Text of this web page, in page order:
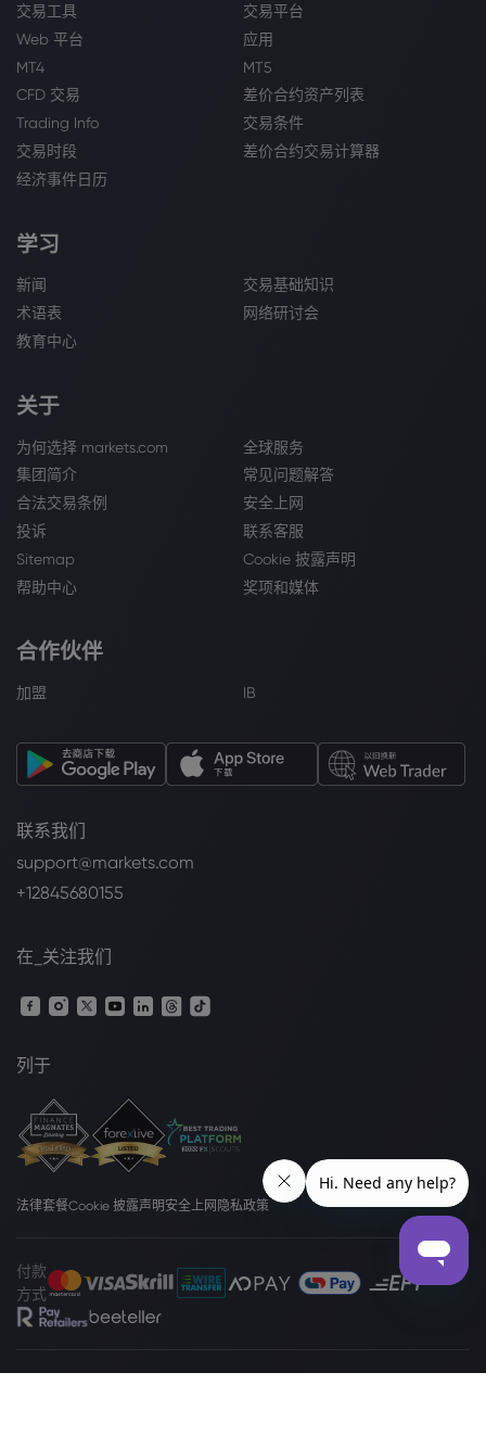
交易工具
交易平台
Web 平台
应用
MT4
MT5
CFD 交易
差价合约资产列表
Trading Info
交易条件
交易时段
差价合约交易计算器
经济事件日历
学习
新闻
交易基础知识
术语表
网络研讨会
教育中心
关于
为何选择 markets.com
全球服务
集团简介
常见问题解答
合法交易条例
安全上网
投诉
联系客服
Sitemap
Cookie 披露声明
帮助中心
奖项和媒体
合作伙伴
加盟 IB
联系我们
support@markets.com
+12845680155
在_关注我们
列于
法律套餐Cookie 披露声明 安全上网 隐私政策
付款
方式